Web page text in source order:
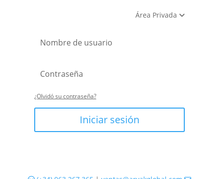
Área Privada
¿Olvidó su contraseña?
Iniciar sesión